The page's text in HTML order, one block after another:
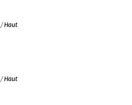
/Haut
/Haut